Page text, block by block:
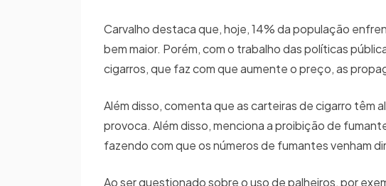
Carvalho destaca que, hoje, 14% da população
bem maior. Porém, com o trabalho das políticas
cigarros, que faz com que aumente o preço, as
Além disso, comenta que as carteiras de cigarro têm
provoca. Além disso, menciona a proibição de
fazendo com que os números de fumantes venham
Ao ser questionado sobre o uso de palheiros, por